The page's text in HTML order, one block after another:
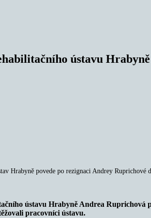
ústavu
Hrabyně povede po rezignaci Andrey
ústavu Hrabyně Andrea Ruprichová
pracovníci ústavu.